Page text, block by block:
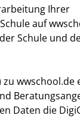
Ihrer
auf
Schule und
zu wwschool.de
Daten die